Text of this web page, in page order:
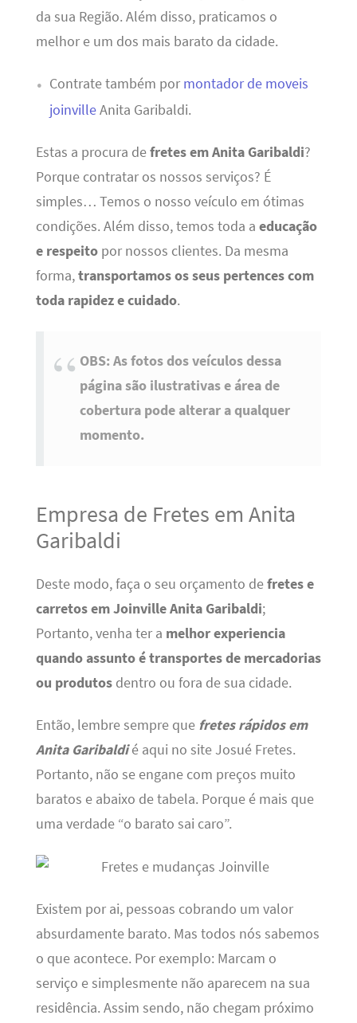
da sua Região. Além disso, praticamos o
melhor e um dos mais barato da cidade.
Contrate também por montador de moveis
joinvilleAnita Garibaldi.
Estas a procura defretes em Anita Garibaldi?
Porque contratar os nossos serviços? É
simples… Temos o nosso veículo em ótimas
condições. Além disso, temos toda a educação
e respeitopor nossos clientes. Da mesma
forma,transportamos os seus pertences com
toda rapidez e cuidado.
OBS: As fotos dos veículos dessa
página são ilustrativas e área de
cobertura pode alterar a qualquer
momento.
Empresa de Fretes em Anita
Garibaldi
Deste modo, faça o seu orçamento defretes e
carretos em Joinville Anita Garibaldi;
Portanto, venha ter a melhor experiencia
quando assunto é transportes de mercadorias
ou produtosdentro ou fora de sua cidade.
Então, lembre sempre que fretes rápidos em
Anita Garibaldié aqui no site Josué Fretes.
Portanto, não se engane com preços muito
baratos e abaixo de tabela. Porque é mais que
uma verdade “o barato sai caro”.
Existem por ai, pessoas cobrando um valor
absurdamente barato. Mas todos nós sabemos
o que acontece. Por exemplo: Marcam o
serviço e simplesmente não aparecem na sua
residência. Assim sendo, não chegam próximo